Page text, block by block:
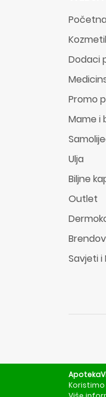
Početna
Dodaci
Promo
Mame i
Ulja
Biljne
Outlet
Savjeti i